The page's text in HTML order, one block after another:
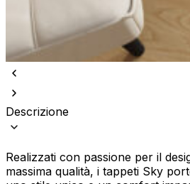
Descrizione
Realizzati con passione per il
massima qualità, i tappeti Sky